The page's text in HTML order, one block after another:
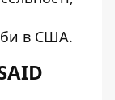
в США.